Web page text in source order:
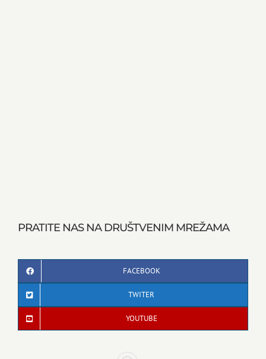
PRATITE NAS NA DRUŠTVENIM MREŽAMA
FACEBOOK
TWITER
YOUTUBE